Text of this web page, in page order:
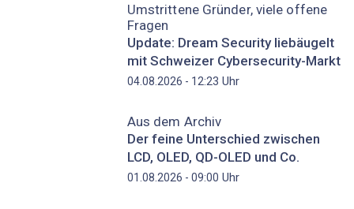
Umstrittene Gründer, viele offene
Fragen
Update: Dream Security liebäugelt
mit Schweizer Cybersecurity-Markt
04.08.2026 - 12:23 Uhr
Aus dem Archiv
Der feine Unterschied zwischen
LCD, OLED, QD-OLED und Co.
01.08.2026 - 09:00 Uhr